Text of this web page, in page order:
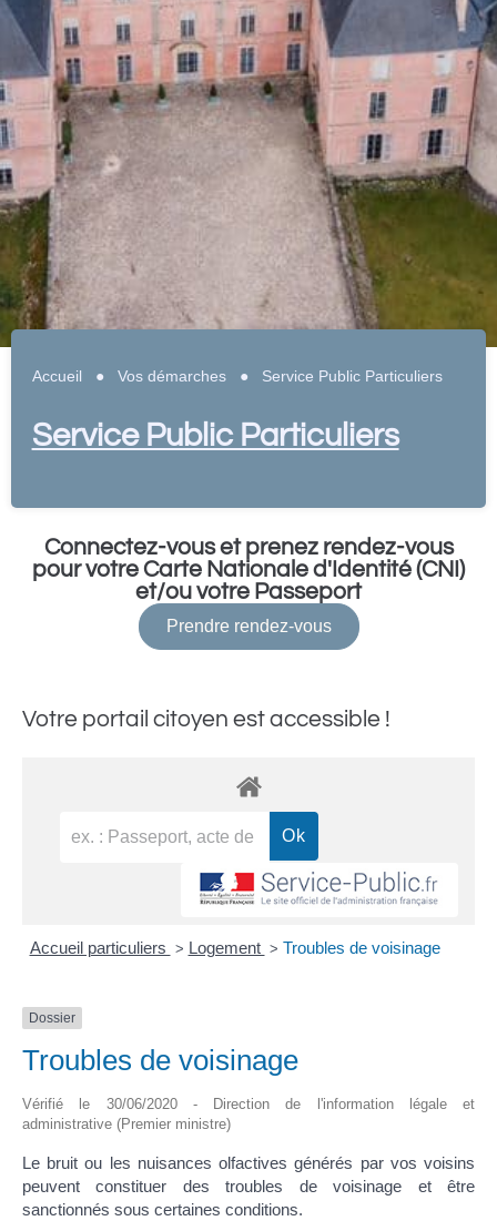
Accueil ● Vos démarches● Service Public Particuliers
Service Public Particuliers
Connectez-vous et prenez rendez-vous
pour votre Carte Nationale d'Identité (CNI)
et/ou votre Passeport
Prendre rendez-vous
Votre portail citoyen est accessible !
Accueil particuliers > Logement > Troubles de voisinage
Dossier
Troubles de voisinage
Vérifié le 30/06/2020 - Direction de l'information légale et
administrative (Premier ministre)
Le bruit ou les nuisances olfactives générés par vos voisins
peuvent constituer des troubles de voisinage et être
sanctionnés sous certaines conditions.